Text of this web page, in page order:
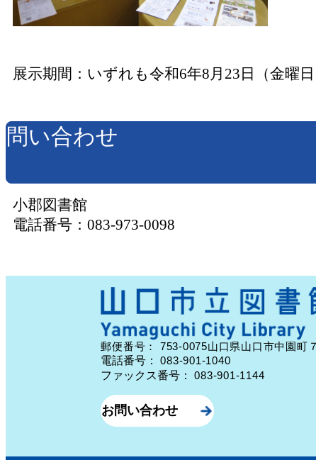
展示期間：いずれも令和6年8月23日（金曜
問い合わせ
小郡図書館
電話番号：083-973-0098
郵便番号： 753-0075山口県山口市中園町
電話番号：083-901-1040
ファックス番号：083-901-1144
お問い合わせ